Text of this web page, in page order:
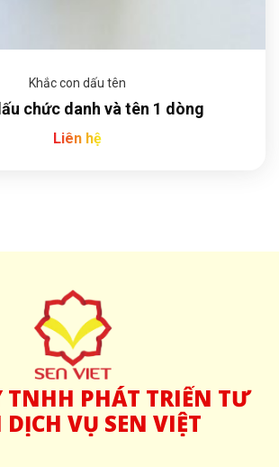
Khắc con dấu tên
chức danh và tên 1 dòng
Liên hệ
TNHH PHÁT TRIỂN TƯ
VỤ SEN VIỆT